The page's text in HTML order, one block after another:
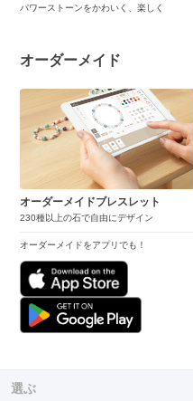
パワーストーンをかわいく、楽しく
オーダーメイド
オーダーメイドブレスレット
230種以上の石で自由にデザイン
オーダーメイドをアプリでも！
選ぶ